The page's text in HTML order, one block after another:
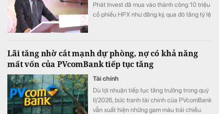
Phát Invest đã mua vào thành công 10 triệu
cổ phiếu HPX như đăng ký, qua đó tăng tỷ lệ
Lãi tăng nhờ cắt mạnh dự phòng, nợ có khả năng
mất vốn của PVcomBank tiếp tục tăng
Tài chính
Dù lợi nhuận tiếp tục tăng trưởng trong quý
II/2026, bức tranh tài chính của PVcomBank
vẫn xuất hiện những gam màu trái chiều.